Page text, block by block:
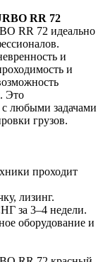
RR 72
RR 72 идеально
и
и
Это
с любыми задачами
грузов.
проходит
лизинг.
за 3–4 недели.
оборудование и